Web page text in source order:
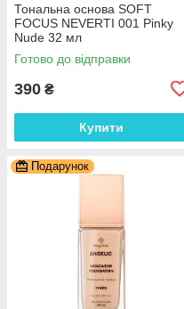
Тональна основа SOFT
FOCUS NEVERTI 001 Pinky
Nude 32 мл
Готово до відправки
390 ₴
Купити
Подарунок